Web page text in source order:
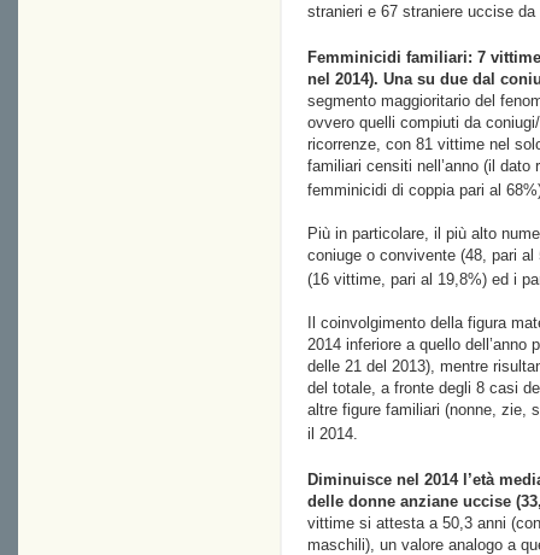
stranieri e 67 straniere uccise
Femminicidi familiari: 7
nel 2014). Una su due dal
segmento maggioritario del
ovvero quelli compiuti da
ricorrenze, con 81 vittime nel
familiari censiti nell’anno (il dato
femminicidi di coppia pari al
Più in particolare, il più alto
coniuge o convivente (48, pari
(16 vittime, pari al 19,8%) ed i
Il coinvolgimento della figura
2014 inferiore a quello
delle 21 del 2013), mentre
del totale, a fronte degli 8 casi
altre figure familiari (nonne, zie,
il 2014.
Diminuisce nel 2014 l’età
delle donne anziane uccise
vittime si attesta a 50,3 anni
maschili), un valore analogo a